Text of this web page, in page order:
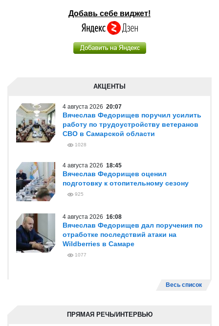
Добавь себе виджет!
АКЦЕНТЫ
4 августа 2026 20:07
Вячеслав Федорищев поручил усилить
работу по трудоустройству ветеранов
СВО в Самарской области
1028
4 августа 2026 18:45
Вячеслав Федорищев оценил
подготовку к отопительному сезону
925
4 августа 2026 16:08
Вячеслав Федорищев дал поручения по
отработке последствий атаки на
Wildberries в Самаре
1077
Весь список
ПРЯМАЯ РЕЧЬ/ИНТЕРВЬЮ